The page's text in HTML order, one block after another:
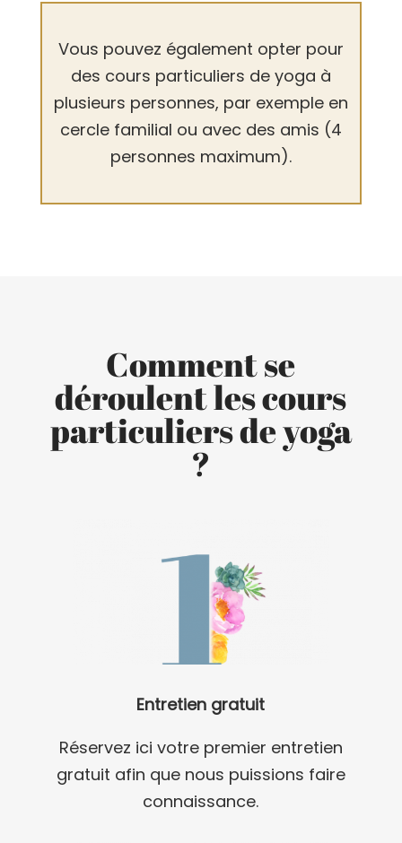
Vous pouvez également opter pour
des cours particuliers de yoga à
plusieurs personnes, par exemple en
cercle familial ou avec des amis (4
personnes maximum).
Comment se
déroulent les cours
particuliers de yoga
?
Entretien gratuit
Réservez ici votre premier entretien
gratuit afin que nous puissions faire
connaissance.